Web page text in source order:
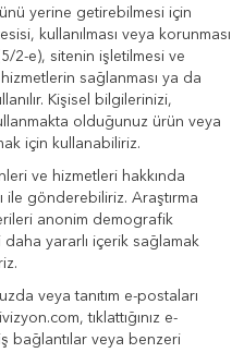
yerine getirebilmesi için
kullanılması veya korunması
2-e), sitenin işletilmesi ve
sağlanması ya da
Kişisel bilgilerinizi,
olduğunuz ürün veya
için kullanabiliriz.
ve hizmetleri hakkında
ile gönderebiliriz. Araştırma
anonim demografik
yararlı içerik sağlamak
veya tanıtım e-postaları
tıklattığınız e-
bağlantılar veya benzeri